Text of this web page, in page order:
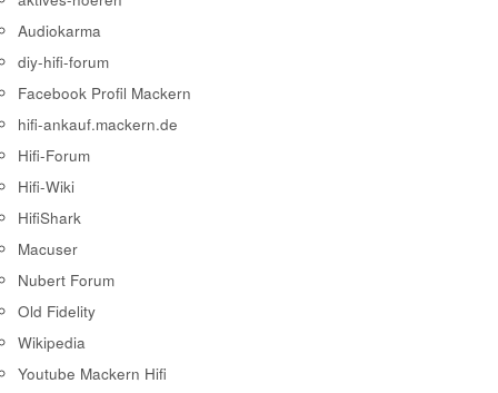
Audiokarma
diy-hifi-forum
Facebook Profil Mackern
hifi-ankauf.mackern.de
Hifi-Forum
Hifi-Wiki
HifiShark
Macuser
Nubert Forum
Old Fidelity
Wikipedia
Youtube Mackern Hifi